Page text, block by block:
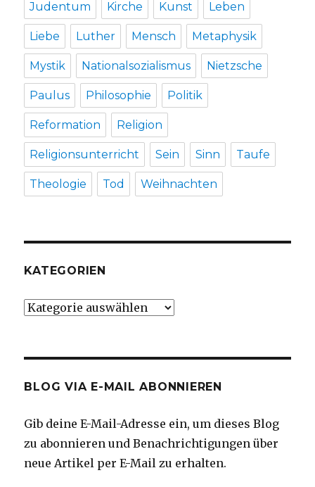
Judentum Kirche Kunst Leben
Liebe Luther Mensch Metaphysik
Mystik Nationalsozialismus Nietzsche
Paulus Philosophie Politik
Reformation Religion
Religionsunterricht Sein Sinn Taufe
Theologie Tod Weihnachten
KATEGORIEN
Kategorien
BLOG VIA E-MAIL ABONNIEREN
Gib deine E-Mail-Adresse ein, um dieses Blog
zu abonnieren und Benachrichtigungen über
neue Artikel per E-Mail zu erhalten.